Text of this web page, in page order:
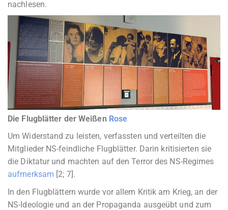
nachlesen.
Die Flugblätter der Weißen Rose
Um Widerstand zu leisten, verfassten und verteilten die
Mitglieder NS-feindliche Flugblätter. Darin kritisierten sie
die Diktatur und machten auf den Terror des NS-Regimes
aufmerksam [2; 7].
In den Flugblättern wurde vor allem Kritik am Krieg, an der
NS-Ideologie und an der Propaganda ausgeübt und zum